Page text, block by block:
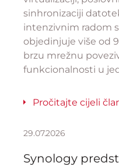
sinhronizaciji
intenzivnim radom
objedinjuje više od
brzu mrežnu
funkcionalnosti u
Pročitajte cijeli
29.07.2026
Synology